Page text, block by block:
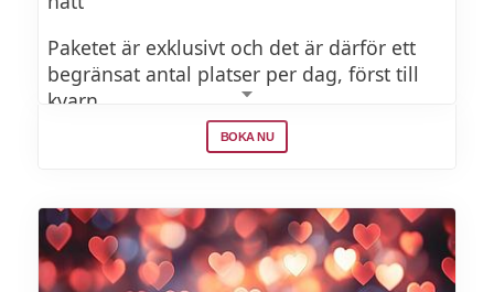
Paketet är exklusivt och det är därför ett
begränsat antal platser per dag, först till
kvarn.
Spa i Skönhetsfabriken
Cocktail eller mocktail
BOKA NU